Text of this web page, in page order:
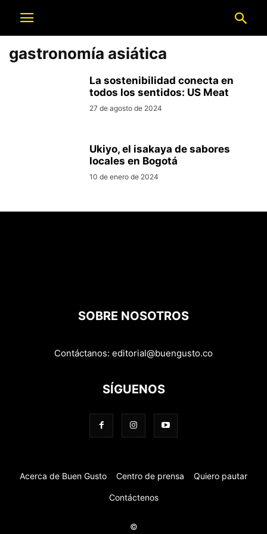
gastronomía asiática
La sostenibilidad conecta en
todos los sentidos: US Meat
27 de agosto de 2024
Ukiyo, el isakaya de sabores
locales en Bogotá
10 de enero de 2024
SOBRE NOSOTROS
Contáctanos: editorial@buengusto.co
SÍGUENOS
Acerca de Buen Gusto Centro de prensa Quiero pautar
Contáctenos
©